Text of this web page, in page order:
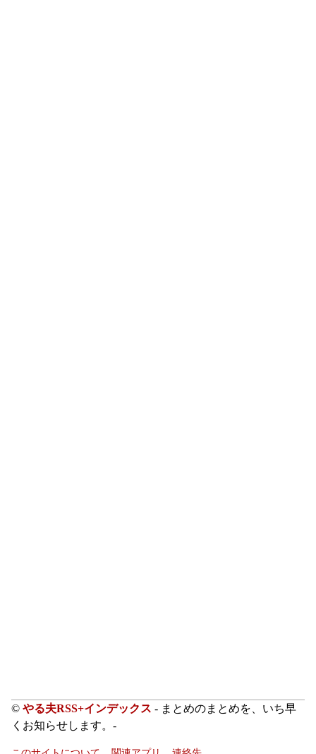
© やる夫RSS+インデックス - まとめのまとめを、いち早
くお知らせします。-